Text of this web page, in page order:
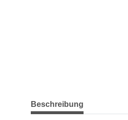
weitere Registerkarten
Beschreibung